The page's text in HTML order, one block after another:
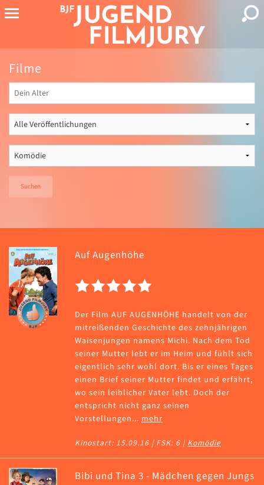
Filme
Suchen
Auf Augenhöhe
Der Film AUF AUGENHÖHE handelt von der
mitreißenden Geschichte des zehnjährigen
Waisenjungen namens Michi. Nach dem Tod
seiner Mutter lebt er im Heim und fühlt sich
eigentlich sehr wohl dort. Bis er eines Tages
einen Brief seiner Mutter findet und erfährt,
wo sein leiblicher Vater lebt. Doch der
entspricht nicht ganz seinen
Vorstellungen... mehr
Kinostart: 15.09.16 | FSK: 6 | Komödie
Bibi und Tina 3 - Mädchen gegen Jungs